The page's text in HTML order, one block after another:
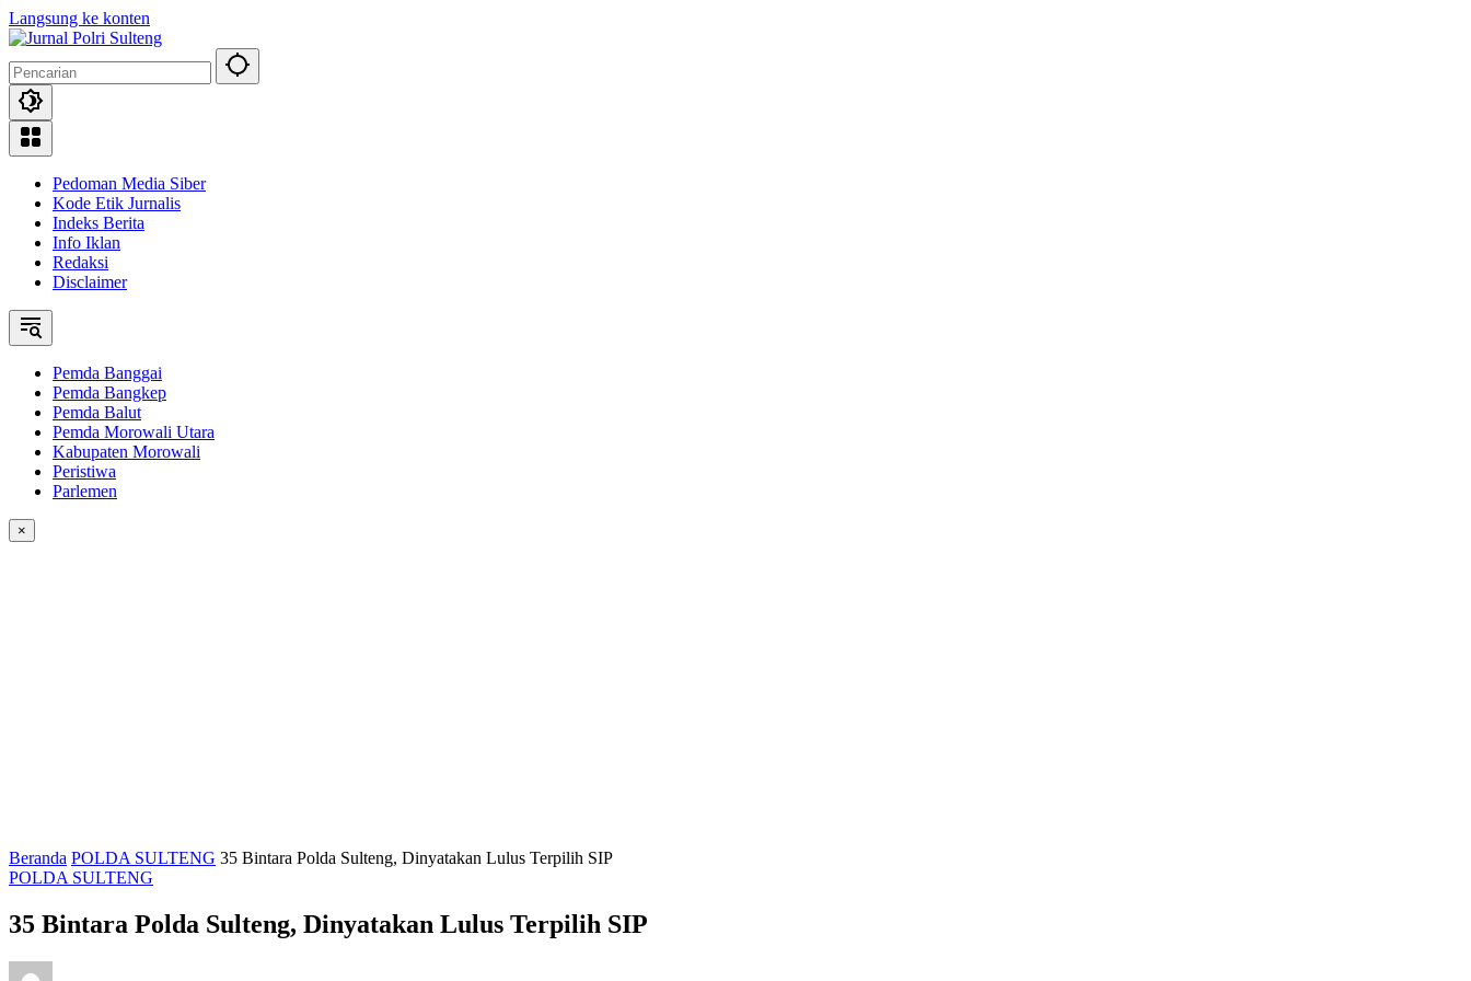
Langsung ke konten
Pedoman Media Siber
Kode Etik Jurnalis
Indeks Berita
Info Iklan
Redaksi
Disclaimer
Pemda Banggai
Pemda Bangkep
Pemda Balut
Pemda Morowali Utara
Kabupaten Morowali
Peristiwa
Parlemen
×
Beranda POLDA SULTENG 35 Bintara Polda Sulteng, Dinyatakan Lulus Terpilih SIP
POLDA SULTENG
35 Bintara Polda Sulteng, Dinyatakan Lulus Terpilih SIP